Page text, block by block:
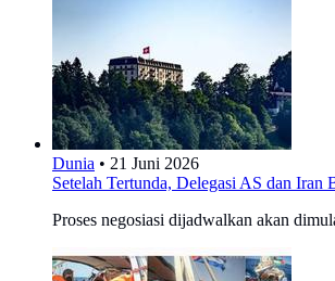
Dunia • 21 Juni 2026
Setelah Tertunda, Delegasi AS dan Iran
Proses negosiasi dijadwalkan akan